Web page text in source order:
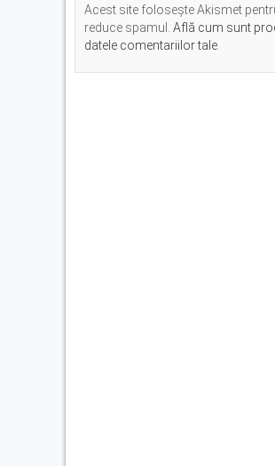
Acest site folosește Akismet
reduce spamul. Află cum sunt
datele comentariilor tale